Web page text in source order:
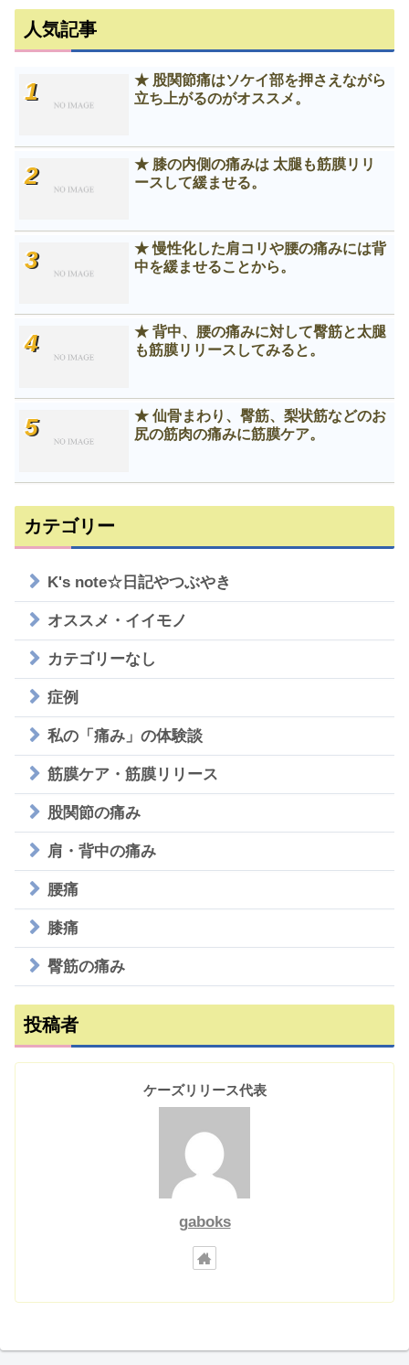
人気記事
★ 股関節痛はソケイ部を押さえながら
立ち上がるのがオススメ。
★ 膝の内側の痛みは 太腿も筋膜リリ
ースして緩ませる。
★ 慢性化した肩コリや腰の痛みには背
中を緩ませることから。
★ 背中、腰の痛みに対して臀筋と太腿
も筋膜リリースしてみると。
★ 仙骨まわり、臀筋、梨状筋などのお
尻の筋肉の痛みに筋膜ケア。
カテゴリー
K's note☆日記やつぶやき
オススメ・イイモノ
カテゴリーなし
症例
私の「痛み」の体験談
筋膜ケア・筋膜リリース
股関節の痛み
肩・背中の痛み
腰痛
膝痛
臀筋の痛み
投稿者
ケーズリリース代表
gaboks